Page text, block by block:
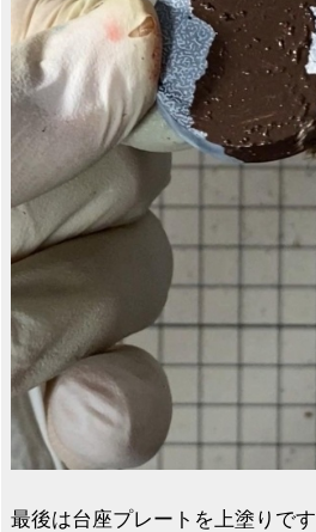
最後は台座プレートを上塗りです